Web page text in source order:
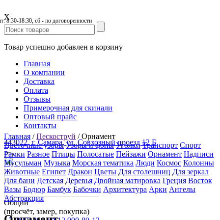
X
Товар успешно добавлен в корзину
Главная
О компании
Доставка
Оплата
Отзывы
Примерочная для скинали
Оптовый прайс
Контакты
443022, г. Самара, ул. Совхозный проезд 12 Б
Общий
(просчёт, замер, покупка)
8:30-18:30, сб - по договоренности
Главная /Пескоструй /Орнамент
Цветочные узоры Узоры и фоны Уголки Транспорт Спорт
Рамки Разное Птицы Полосатые Пейзажи Орнамент Надписи
Мусульман Музыка Морская тематика Люди Космос Колонны
Животные Египет Дракон Цветы Для столешниц Для зеркал
Для бани Детская Деревья Двойная матировка Греция Восток
Вазы Бодюр Бамбук Бабочки Архитектура Арки Ангелы
Абстракция